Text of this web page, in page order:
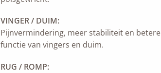
VINGER / DUIM:
Pijnvermindering, meer stabiliteit en betere
functie van vingers en duim.
RUG / ROMP: